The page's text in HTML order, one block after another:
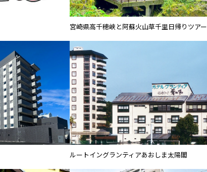
宮崎県高千穂峡と阿蘇火山草千里日帰りツアー
ルートイングランティアあおしま太陽閣